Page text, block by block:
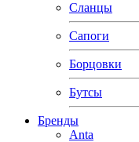
Сланцы
Сапоги
Борцовки
Бутсы
Бренды
Anta